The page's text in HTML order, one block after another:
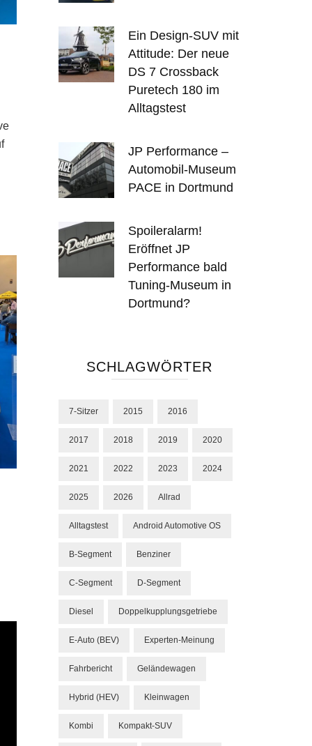
Ein Design-SUV mit
Attitude: Der neue
DS 7 Crossback
Puretech 180 im
Alltagstest
JP Performance –
Automobil-Museum
PACE in Dortmund
Spoileralarm!
Eröffnet JP
Performance bald
Tuning-Museum in
Dortmund?
SCHLAGWÖRTER
7-Sitzer 2015 2016
2017 2018 2019 2020
2021 2022 2023 2024
2025 2026 Allrad
Alltagstest Android Automotive OS
B-Segment Benziner
C-Segment D-Segment
Diesel Doppelkupplungsgetriebe
E-Auto (BEV) Experten-Meinung
Fahrbericht Geländewagen
Hybrid (HEV) Kleinwagen
Kombi Kompakt-SUV